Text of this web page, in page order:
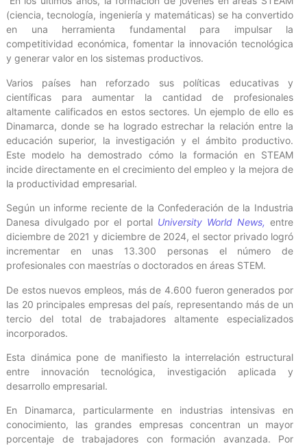
(ciencia, tecnología, ingeniería y matemáticas) se ha convertido
en una herramienta fundamental para impulsar la
competitividad económica, fomentar la innovación tecnológica
y generar valor en los sistemas productivos.
Varios países han reforzado sus políticas educativas y
científicas para aumentar la cantidad de profesionales
altamente calificados en estos sectores. Un ejemplo de ello es
Dinamarca, donde se ha logrado estrechar la relación entre la
educación superior, la investigación y el ámbito productivo.
Este modelo ha demostrado cómo la formación en STEAM
incide directamente en el crecimiento del empleo y la mejora de
la productividad empresarial.
Según un informe reciente de la Confederación de la Industria
Danesa divulgado por el portalUniversity World News, entre
diciembre de 2021 y diciembre de 2024, el sector privado logró
incrementar en unas 13.300 personas el número de
profesionales con maestrías o doctorados en áreas STEM.
De estos nuevos empleos, más de 4.600 fueron generados por
las 20 principales empresas del país, representando más de un
tercio del total de trabajadores altamente especializados
incorporados.
Esta dinámica pone de manifiesto la interrelación estructural
entre innovación tecnológica, investigación aplicada y
desarrollo empresarial.
En Dinamarca, particularmente en industrias intensivas en
conocimiento, las grandes empresas concentran un mayor
porcentaje de trabajadores con formación avanzada. Por